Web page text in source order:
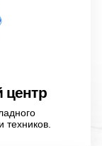
центр
техников.